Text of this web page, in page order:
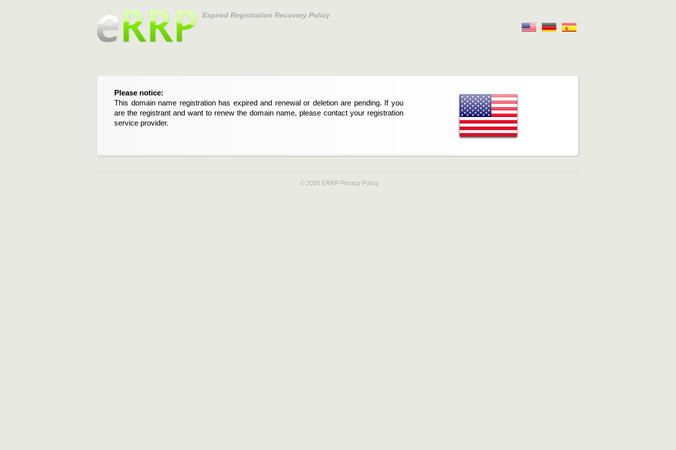
Expired Registration Recovery Policy
Please notice:
This domain name registration has expired and renewal or deletion are pending. If you
are the registrant and want to renew the domain name, please contact your registration
service provider.
Bitte beachten Sie:
Diese Domainregistrierung ist abgelaufen und die Verlängerung oder Löschung der
Domain stehen an. Wenn Sie der Registrant sind und die Domainregistrierung
verlängern möchten, kontaktieren Sie bitte Ihren Service-Provider.
© 2026 ERRP Privacy Policy